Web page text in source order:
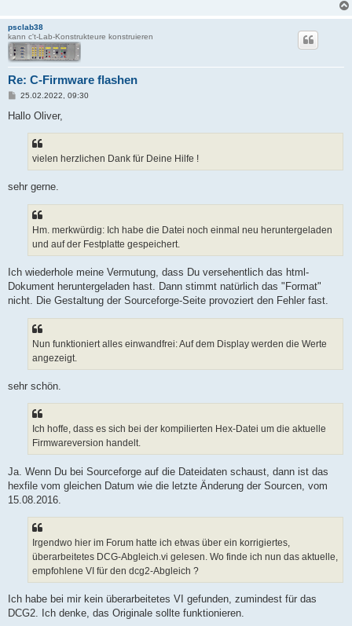
psclab38
kann c't-Lab-Konstrukteure konstruieren
Re: C-Firmware flashen
B
i
25.02.2022, 09:30
Hallo Oliver,
vielen herzlichen Dank für Deine Hilfe !
sehr gerne.
Hm. merkwürdig: Ich habe die Datei noch einmal neu heruntergeladen
und auf der Festplatte gespeichert.
Ich wiederhole meine Vermutung, dass Du versehentlich das html-
Dokument heruntergeladen hast. Dann stimmt natürlich das "Format"
nicht. Die Gestaltung der Sourceforge-Seite provoziert den Fehler fast.
Nun funktioniert alles einwandfrei: Auf dem Display werden die Werte
angezeigt.
sehr schön.
Ich hoffe, dass es sich bei der kompilierten Hex-Datei um die aktuelle
Firmwareversion handelt.
Ja. Wenn Du bei Sourceforge auf die Dateidaten schaust, dann ist das
hexfile vom gleichen Datum wie die letzte Änderung der Sourcen, vom
15.08.2016.
Irgendwo hier im Forum hatte ich etwas über ein korrigiertes,
überarbeitetes DCG-Abgleich.vi gelesen. Wo finde ich nun das aktuelle,
empfohlene VI für den dcg2-Abgleich ?
Ich habe bei mir kein überarbeitetes VI gefunden, zumindest für das
DCG2. Ich denke, das Originale sollte funktionieren.